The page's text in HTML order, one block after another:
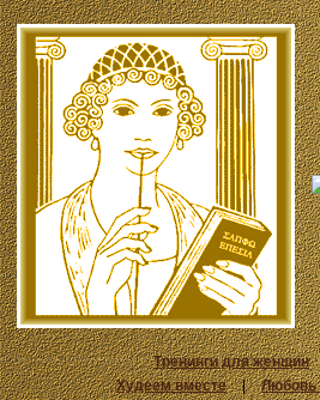
Тренинги для женщин
Худеем вместе
| Любовь